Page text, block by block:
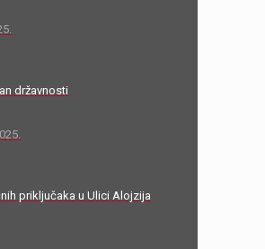
državnosti
priključaka u Ulici Alojzija